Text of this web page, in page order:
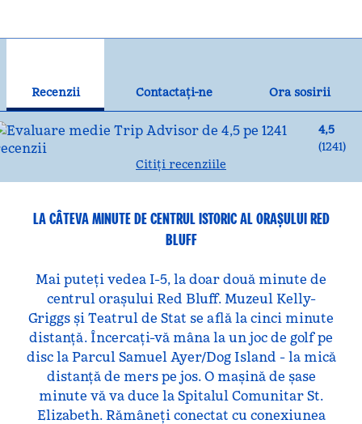
Recenzii Contactaţi-ne
Ora sosirii
4,5
(1241)
Citiți recenziile
LA CÂTEVA MINUTE DE CENTRUL ISTORIC AL ORAȘULUI RED
BLUFF
Mai puteți vedea I-5, la doar două minute de
centrul orașului Red Bluff. Muzeul Kelly-
Griggs și Teatrul de Stat se află la cinci minute
distanță. Încercați-vă mâna la un joc de golf pe
disc la Parcul Samuel Ayer/Dog Island - la mică
distanță de mers pe jos. O mașină de șase
minute vă va duce la Spitalul Comunitar St.
Elizabeth. Rămâneți conectat cu conexiunea